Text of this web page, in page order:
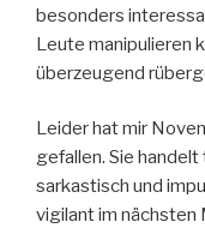
besonders
Leute manipulieren
überzeugend
Leider hat mir
gefallen. Sie
sarkastisch und
vigilant im nächsten